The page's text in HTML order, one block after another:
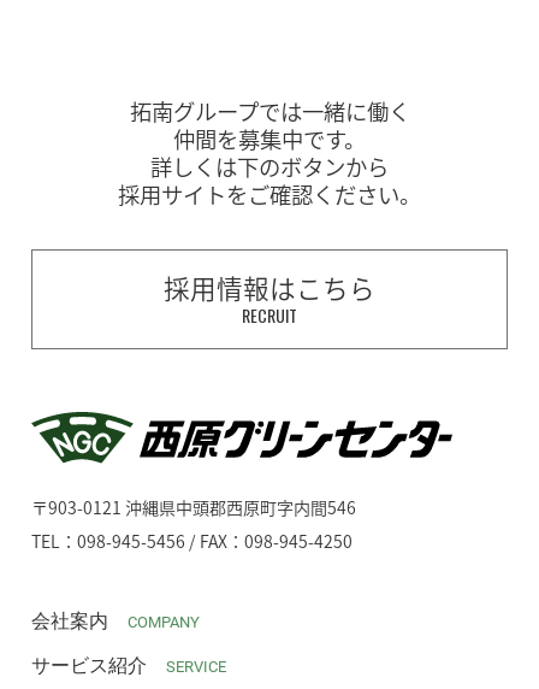
拓南グループでは一緒に働く
仲間を募集中です。
詳しくは下のボタンから
採用サイトをご確認ください。
採用情報はこちら
RECRUIT
〒903-0121 沖縄県中頭郡西原町字内間546
TEL：098-945-5456 / FAX：098-945-4250
会社案内 COMPANY
サービス紹介 SERVICE